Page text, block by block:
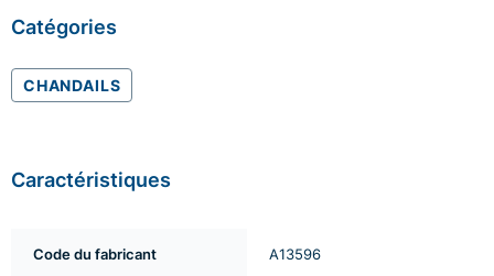
Catégories
CHANDAILS
Caractéristiques
Code du fabricant A13596